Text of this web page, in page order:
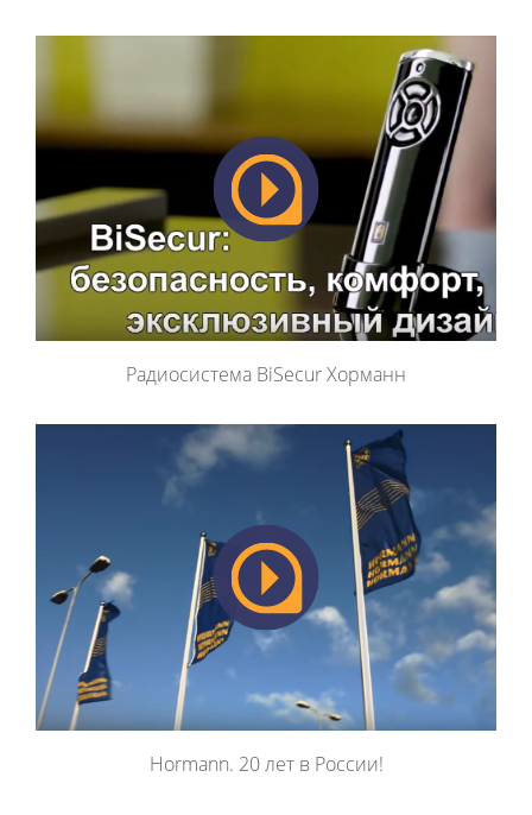
Радиосистема BiSecur Хорманн
Hormann. 20 лет в России!